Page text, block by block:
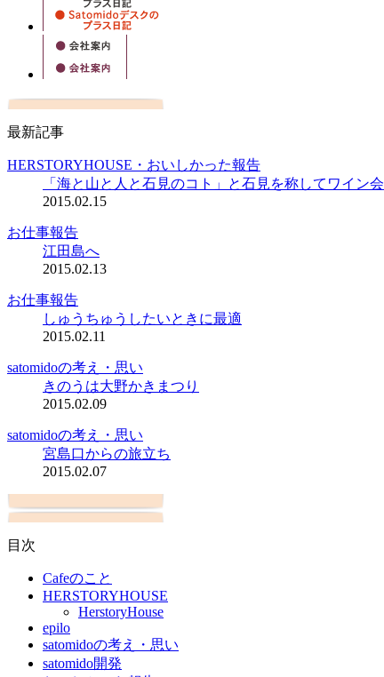
最新記事
HERSTORYHOUSE・おいしかった報告
「海と山と人と石見のコト」と石見を称してワイン会
2015.02.15
お仕事報告
江田島へ
2015.02.13
お仕事報告
しゅうちゅうしたいときに最適
2015.02.11
satomidoの考え・思い
きのうは大野かきまつり
2015.02.09
satomidoの考え・思い
宮島口からの旅立ち
2015.02.07
目次
Cafeのこと
HERSTORYHOUSE
HerstoryHouse
epilo
satomidoの考え・思い
satomido開発